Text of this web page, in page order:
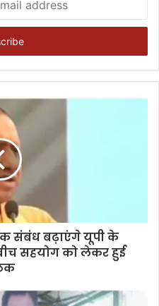
संबंध बढ़ाएंगे यूपी के
बीच सहयोग को लेकर हुई